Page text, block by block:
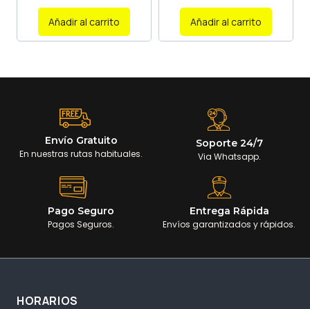
Añadir al carrito Añadir al carrito
Envío Gratuito
En nuestras rutas habituales.
Soporte 24/7
Via Whatsapp.
Pago Seguro
Pagos Seguros.
Entrega Rápida
Envíos garantizados y rápidos.
HORARIOS